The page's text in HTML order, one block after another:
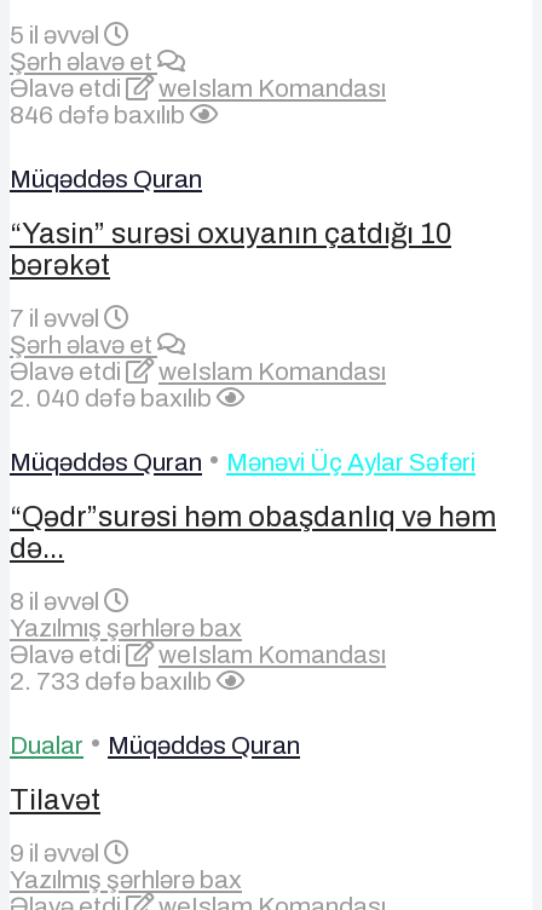
5 il əvvəl
Şərh əlavə et
Əlavə etdi
weIslam Komandası
846 dəfə baxılıb
Müqəddəs Quran
“Yasin” surəsi oxuyanın çatdığı 10
bərəkət
7 il əvvəl
Şərh əlavə et
Əlavə etdi
weIslam Komandası
2. 040 dəfə baxılıb
Müqəddəs Quran • Mənəvi Üç Aylar Səfəri
“Qədr”surəsi həm obaşdanlıq və həm
də...
8 il əvvəl
Yazılmış şərhlərə bax
Əlavə etdi
weIslam Komandası
2. 733 dəfə baxılıb
Dualar • Müqəddəs Quran
Tilavət
9 il əvvəl
Yazılmış şərhlərə bax